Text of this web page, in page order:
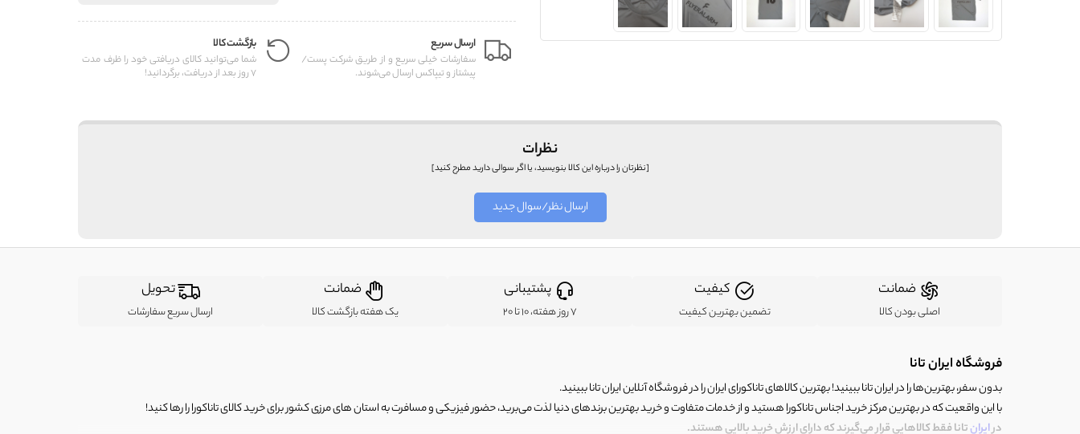
ارسال سریع
سفارشات خیلی سریع و از طریق شرکت پست/
پیشتاز و تیپاکس ارسال می‌شوند.
بازگشت کالا
شما می‌توانید کالای دریافتی خود را ظرف مدت
7 روز بعد از دریافت، برگردانید!
نظرات
[نظرتان را درباره این کالا بنویسید، یا اگر سوالی دارید مطرح کنید]
ارسال نظر/سوال جدید
ضمانت
اصلی بودن کالا
کیفیت
تضمین بهترین کیفیت
پشتیبانی
7 روز هفته، 10 تا 20
ضمانت
یک هفته بازگشت کالا
تحویل
ارسال سریع سفارشات
فروشگاه ایران تانا
بدون سفر، بهترین‌ها را در ایران تانا ببینید! بهترین کالاهای تاناکورای ایران را در فروشگاه آنلاین ایران تانا ببینید.
با این واقعیت که در بهترین مرکز خرید اجناس تاناکورا هستید و از خدمات متفاوت و خرید بهترین برندهای دنیا لذت می‌برید، حضور فیزیکی و مسافرت به استان های مرزی کشور برای خرید کالای تاناکورا را رها کنید!
درایرانتانا فقط کالاهایی قرار می‌گیرند که دارای ارزش خرید بالایی هستند.